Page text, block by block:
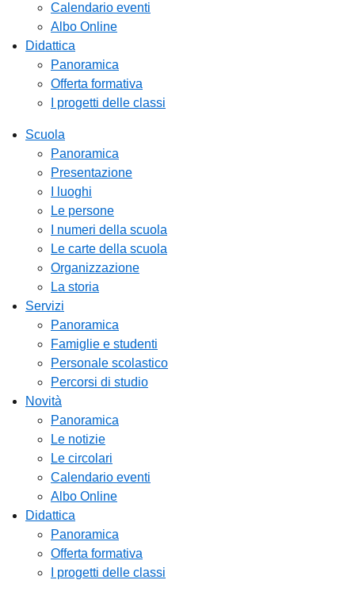
Calendario eventi
Albo Online
Didattica
Panoramica
Offerta formativa
I progetti delle classi
Scuola
Panoramica
Presentazione
I luoghi
Le persone
I numeri della scuola
Le carte della scuola
Organizzazione
La storia
Servizi
Panoramica
Famiglie e studenti
Personale scolastico
Percorsi di studio
Novità
Panoramica
Le notizie
Le circolari
Calendario eventi
Albo Online
Didattica
Panoramica
Offerta formativa
I progetti delle classi